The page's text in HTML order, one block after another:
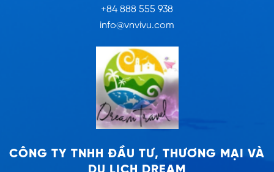
+84 888 555 938
info@vnvivu.com
CÔNG TY TNHH ĐẦU TƯ, THƯƠNG MẠI VÀ